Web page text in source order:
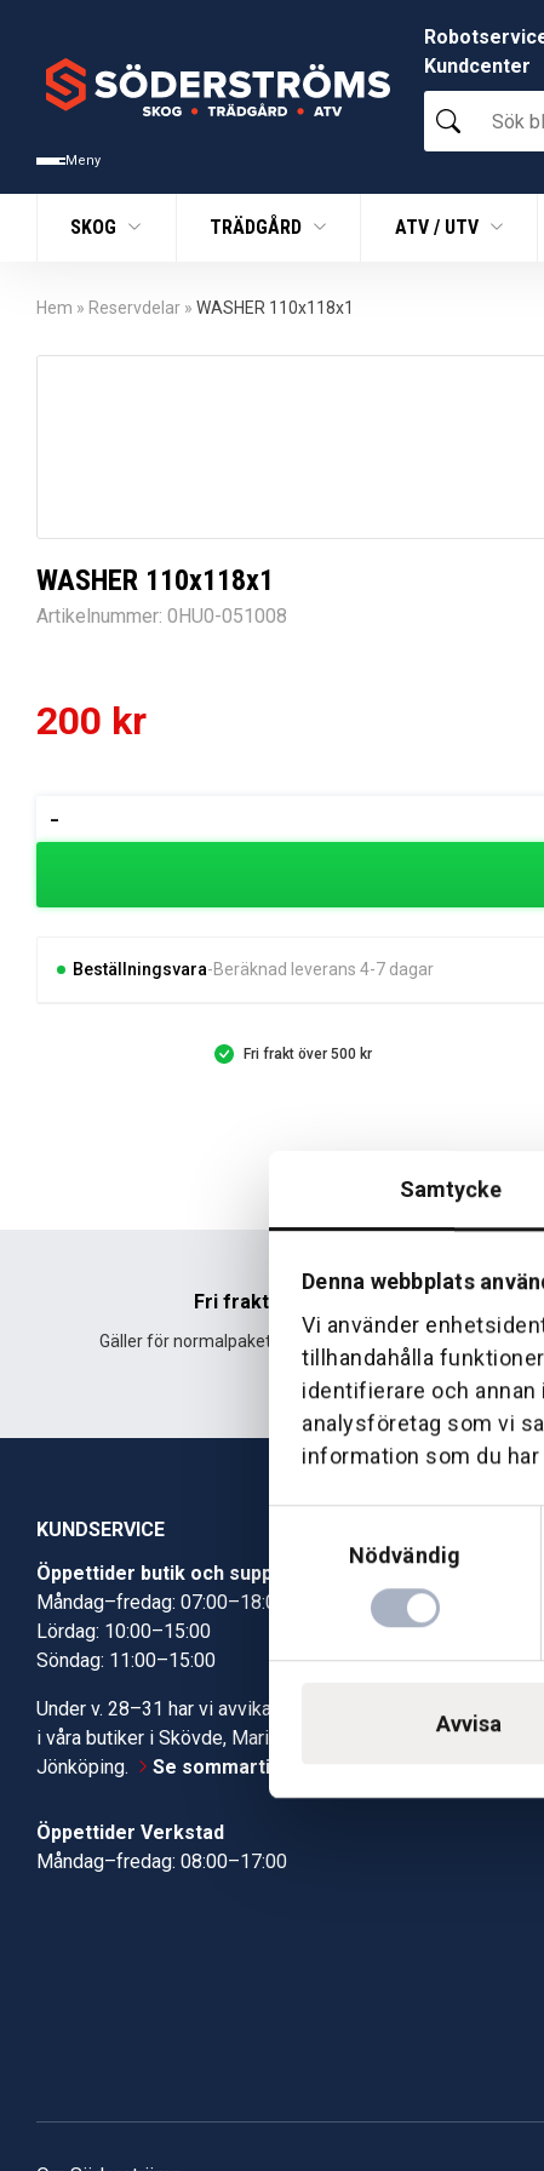
Samtycke
Denna webbplats
Vi använder
tillhandahålla
identifierare och
analysföretag som vi
information som du
Nödvändig
Avvisa
Meny
Kundcenter
Sök
bland
produkter
SKOG TRÄDGÅRD ATV / UTV
Hem » Reservdelar » WASHER 110x118x1
WASHER 110x118x1
Artikelnummer: 0HU0-051008
200 kr
-
110x118x1
Beställningsvara Beräknad leverans 4-7 dagar
Fri frakt över 500 kr
Fri frakt
Gäller för normalpaket över 500 kr. Leverans
KUNDSERVICE
Öppettider butik och support
Måndag–fredag: 07:00–18:00
Lördag: 10:00–15:00
Söndag: 11:00–15:00
Under v. 28–31 har vi avvikande öppettider
i våra butiker i Skövde, Mariestad och
Jönköping.
Se sommartiderna här
Öppettider Verkstad
Måndag–fredag: 08:00–17:00
Butik Skövde
Butik
Kundcenter
Robotservice
Verkstad